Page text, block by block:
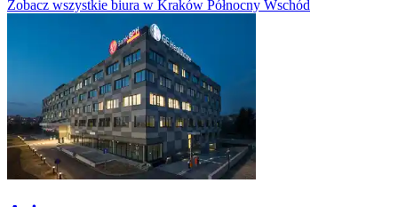
Zobacz wszystkie biura w Kraków Północny Wschód